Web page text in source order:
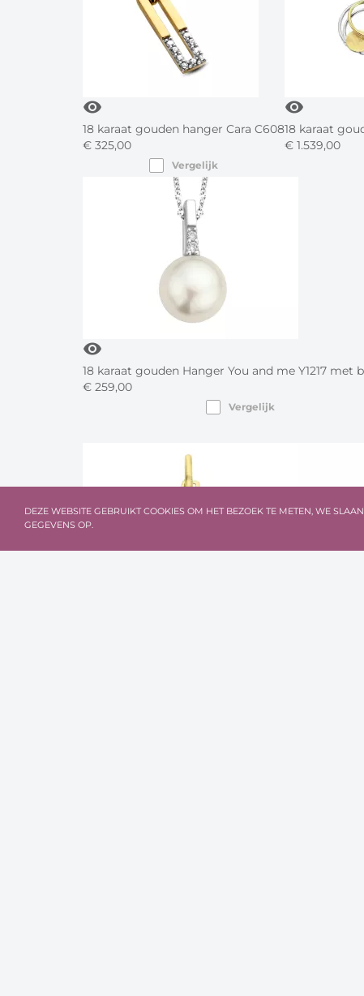
visibility
18 karaat gouden hanger Cara C608
€ 325,00
Vergelijk
visibility
18 karaat
€ 1.539,00
visibility
18 karaat gouden Hanger You and me Y1217 met
€ 259,00
Vergelijk
DEZE WEBSITE GEBRUIKT COOKIES OM HET BEZOEK TE METEN, WE
GEGEVENS OP.